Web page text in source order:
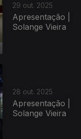
29 out. 2025
Apresentação |
Solange Vieira
28 out. 2025
Apresentação |
Solange Vieira